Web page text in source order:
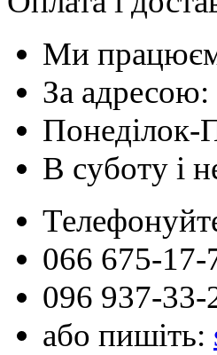
Ми
За адресою:
Понеділок-
В суботу і
066 675-17-
096 937-33-
або пишіть: